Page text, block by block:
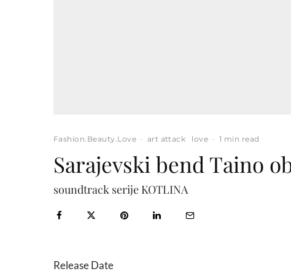
Fashion.Beauty.Love · art attack love · 1 min read
Sarajevski bend Taino
soundtrack serije KOTLINA
Release Date